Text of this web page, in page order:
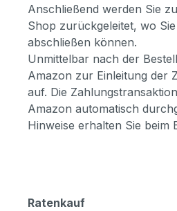
Anschließend werden Sie
Shop zurückgeleitet, wo
abschließen können.
Unmittelbar nach der
Amazon zur Einleitung der
auf. Die
Amazon automatisch
Hinweise erhalten Sie beim
Ratenkauf